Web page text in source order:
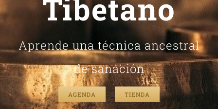
Tibetano
Aprende una técnica ancestral
de sanación
AGENDA TIENDA